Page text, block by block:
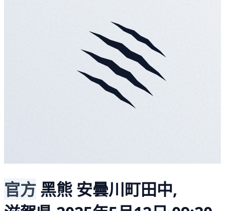
官方 黑熊 安曇川町田中,